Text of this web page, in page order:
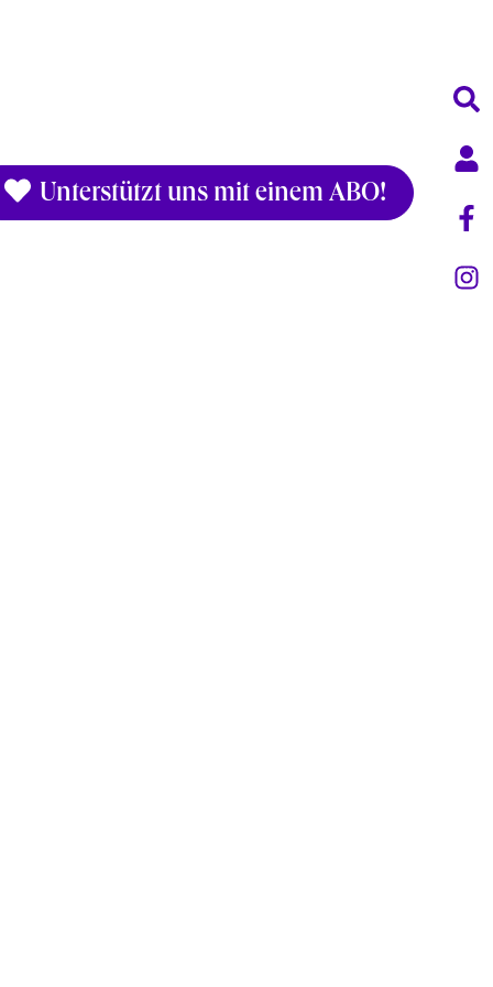
Unterstützt uns mit einem ABO!